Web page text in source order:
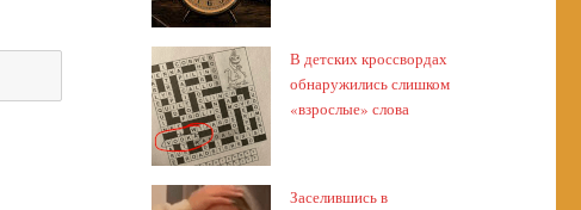
В детских кроссвордах
обнаружились слишком
«взрослые» слова
Заселившись в